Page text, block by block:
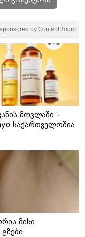
sponsored by ContentRoom
მოვლაში -
საქართველოშია
მისი